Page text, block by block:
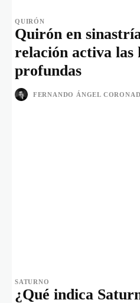
QUIRÓN
Quirón en
relación activa las
profundas
FERNANDO ÁNGEL
SATURNO
¿Qué indica